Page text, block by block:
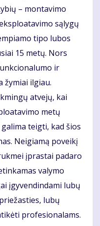
– montavimo
sąlygų
tipo lubos
15 metų. Nors
ir
žymiai ilgiau.
atvejų, kai
metų
teigti, kad šios
Neigiamą poveikį
įprastai padaro
valymo
įgyvendindami lubų
lubų
profesionalams.